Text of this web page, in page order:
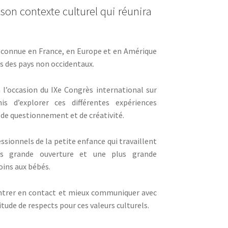
contexte culturel qui réunira
en France, en Europe et en Amérique
des pays non occidentaux.
du IXe Congrès international sur
ces différentes expériences
de questionnement et de créativité.
de la petite enfance qui travaillent
ouverture et une plus grande
aux bébés.
en contact et mieux communiquer avec
de respects pour ces valeurs culturels.